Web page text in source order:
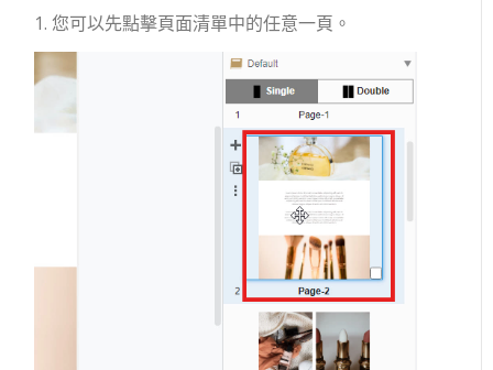
1. 您可以先點擊頁面清單中的任意一頁。